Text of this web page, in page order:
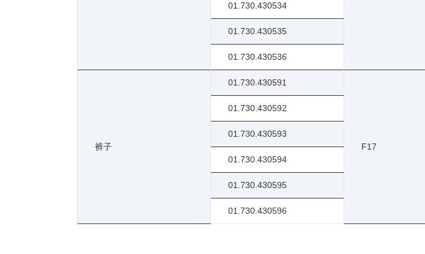
01.730.430534
01.730.430535
01.730.430536
裤子
01.730.430591
F17
01.730.430592
01.730.430593
01.730.430594
01.730.430595
01.730.430596